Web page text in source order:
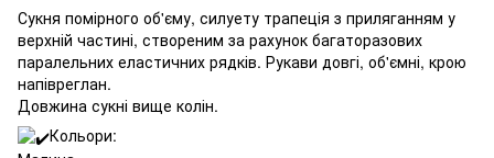
Сукня помірного об'єму, силуету трапеція з приляганням у
верхній частині, створеним за рахунок багаторазових
паралельних еластичних рядків. Рукави довгі, об'ємні, крою
напівреглан.
Довжина сукні вище колін.
Кольори: